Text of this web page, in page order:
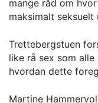
mange råd om
maksimalt
Trettebergstuen
like rå sex som alle
hvordan dette
Martine